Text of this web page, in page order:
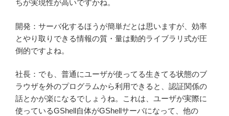
ちが実現性が高いですかね。
開発：サーバ化するほうが簡単だとは思いますが、効率
とやり取りできる情報の質・量は動的ライブラリ式が圧
倒的ですよね。
社長：でも、普通にユーザが使ってる生きてる状態のブ
ラウザを外のプログラムから利用できると、認証関係の
話とかが楽になるでしょうね。これは、ユーザが実際に
使っているGShell自体がGShellサーバになって、他の